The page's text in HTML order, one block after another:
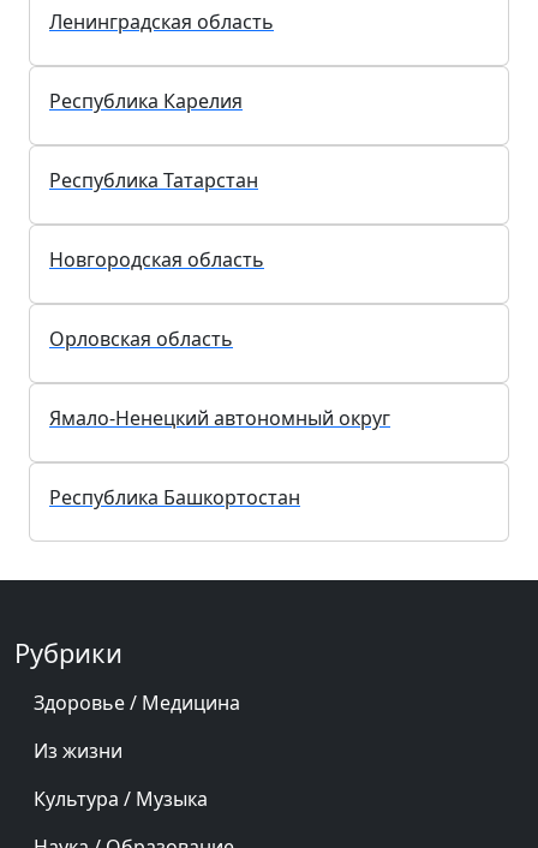
Республика Ингушетия
Приморский край